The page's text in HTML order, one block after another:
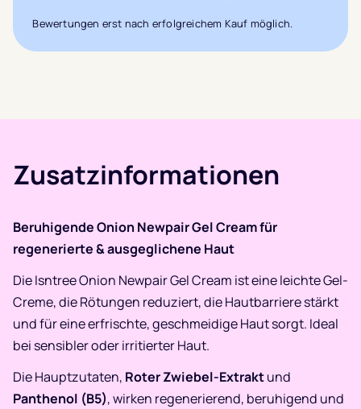
Bewertungen erst nach erfolgreichem Kauf möglich.
Zusatzinformationen
Beruhigende Onion Newpair Gel Cream für
regenerierte & ausgeglichene Haut
Die Isntree Onion Newpair Gel Cream ist eine leichte Gel-
Creme, die Rötungen reduziert, die Hautbarriere stärkt
und für eine erfrischte, geschmeidige Haut sorgt. Ideal
bei sensibler oder irritierter Haut.
Die Hauptzutaten, Roter Zwiebel-Extraktund
Panthenol (B5), wirken regenerierend, beruhigend und